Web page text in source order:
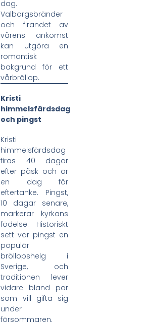
dag.
Valborgsbränder
och firandet av
vårens ankomst
kan utgöra en
romantisk
bakgrund för ett
vårbröllop.
Kristi
himmelsfärdsdag
och pingst
Kristi
himmelsfärdsdag
firas 40 dagar
efter påsk och är
en dag för
eftertanke. Pingst,
10 dagar senare,
markerar kyrkans
födelse. Historiskt
sett var pingst en
populär
bröllopshelg i
Sverige, och
traditionen lever
vidare bland par
som vill gifta sig
under
försommaren.